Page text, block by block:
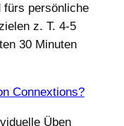
fürs persönliche
z. T. 4-5
30 Minuten
Connextions?
Üben